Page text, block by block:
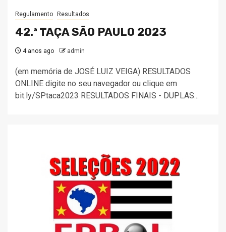
Regulamento Resultados
42.ª TAÇA SÃO PAULO 2023
4 anos ago admin
(em memória de JOSÉ LUIZ VEIGA) RESULTADOS
ONLINE digite no seu navegador ou clique em
bit.ly/SPtaca2023 RESULTADOS FINAIS - DUPLAS...